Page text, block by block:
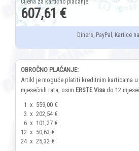
607,61 €
Diners, PayPal, Kartice
OBROČNO PLAĆANJE:
Artikl je moguće platiti kreditnim karticama
mjesečnih rata, osim ERSTE Visa do 12
1 x 559,00 €
3 x 202,54 €
6 x 101,27 €
12 x 50,63 €
24 x 25,32 €